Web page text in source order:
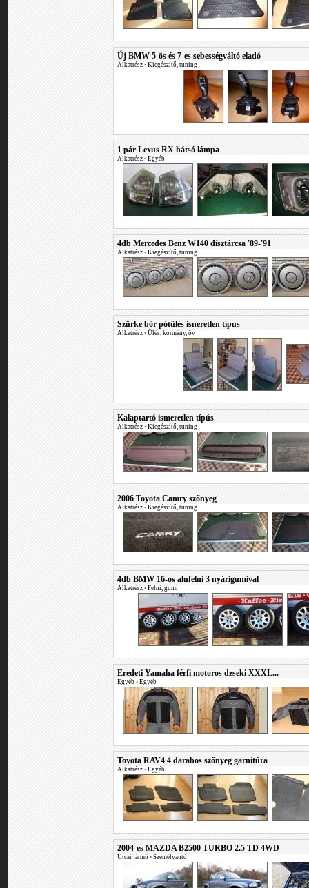
Új BMW 5-ös és 7-es sebességváltó eladó
Alkatrész • Kiegészítő, tuning
1 pár Lexus RX hátsó lámpa
Alkatrész • Egyéb
4db Mercedes Benz W140 dísztárcsa '89-'91
Alkatrész • Kiegészítő, tuning
Szürke bőr pótülés isneretlen típus
Alkatrész • Ülés, kormány, öv
Kalaptartó ismeretlen típús
Alkatrész • Kiegészítő, tuning
2006 Toyota Camry szőnyeg
Alkatrész • Kiegészítő, tuning
4db BMW 16-os alufelni 3 nyárigumival
Alkatrész • Felni, gumi
Eredeti Yamaha férfi motoros dzseki XXXL...
Egyéb • Egyéb
Toyota RAV4 4 darabos szőnyeg garnitúra
Alkatrész • Egyéb
2004-es MAZDA B2500 TURBO 2.5 TD 4WD
Utcai jármű • Személyautó